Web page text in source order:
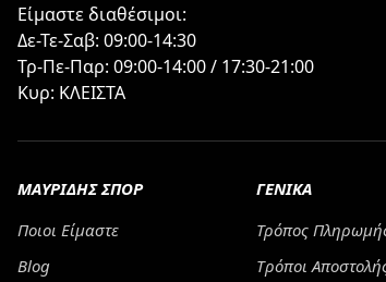
Είμαστε διαθέσιμοι:
Δε-Τε-Σαβ: 09:00-14:30
Τρ-Πε-Παρ: 09:00-14:00 / 17:30-21:00
Κυρ: ΚΛΕΙΣΤΑ
ΜΑΥΡΙΔΗΣ ΣΠΟΡ
Ποιοι Είμαστε
Blog
ΓΕΝΙΚΑ
Τρόπος
Tρόποι